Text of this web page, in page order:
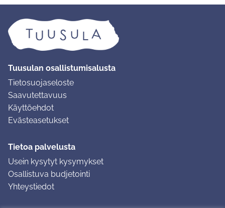
Tuusulan osallistumisalusta
Tietosuojaseloste
Saavutettavuus
Käyttöehdot
Evästeasetukset
Tietoa palvelusta
Usein kysytyt kysymykset
Osallistuva budjetointi
Yhteystiedot